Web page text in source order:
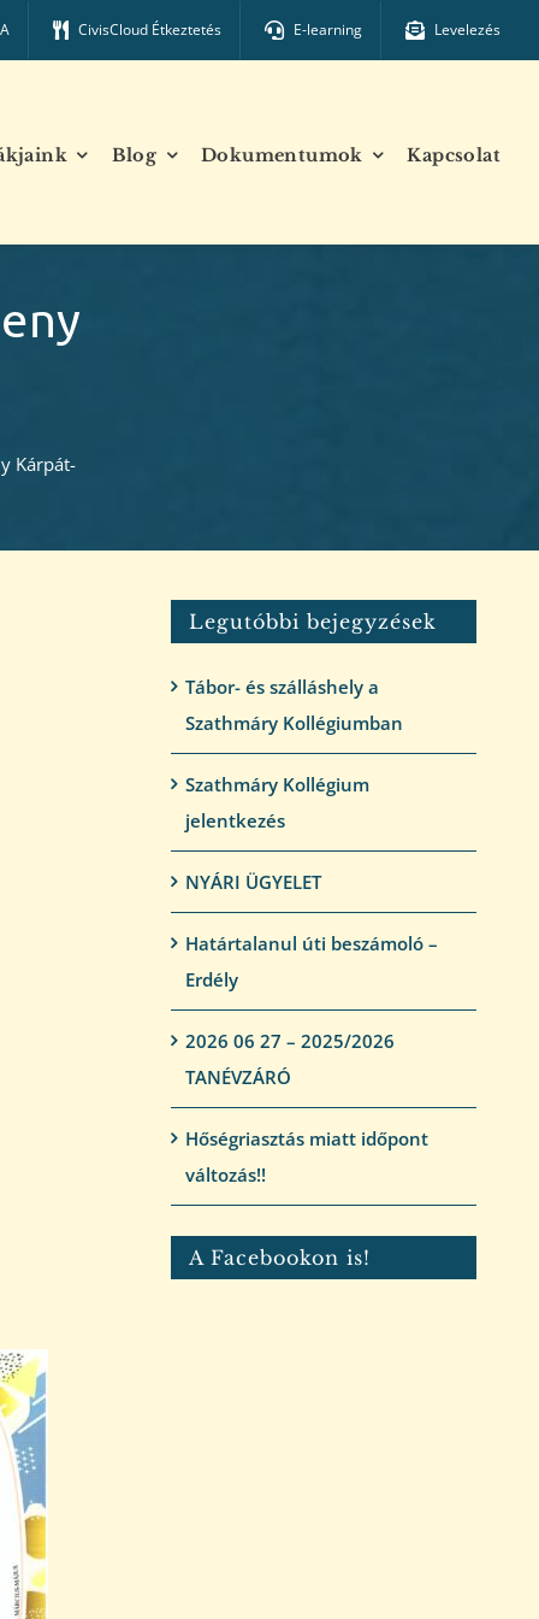
CivisCloud Étkeztetés E-learning Levelezés
Blog Dokumentumok Kapcsolat
Kárpát-
Legutóbbi bejegyzések
Tábor- és szálláshely a
Szathmáry Kollégiumban
Szathmáry Kollégium
jelentkezés
NYÁRI ÜGYELET
Határtalanul úti beszámoló –
Erdély
2026 06 27 – 2025/2026
TANÉVZÁRÓ
Hőségriasztás miatt időpont
változás!!
A Facebookon is!